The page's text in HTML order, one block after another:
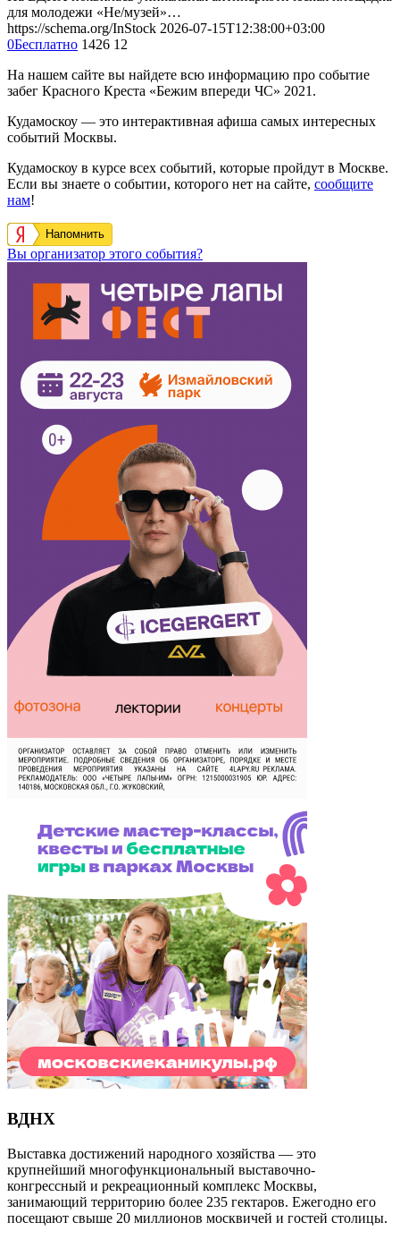
для молодежи «Не/музей»…
https://schema.org/InStock 2026-07-15T12:38:00+03:00
0Бесплатно 1426 12
На нашем сайте вы найдете всю информацию про событие
забег Красного Креста «Бежим впереди ЧС» 2021.
Кудамоскоу — это интерактивная афиша самых интересных
событий Москвы.
Кудамоскоу в курсе всех событий, которые пройдут в Москве.
Если вы знаете о событии, которого нет на сайте, сообщите
нам!
Напомнить
Вы организатор этого события?
ВДНХ
Выставка достижений народного хозяйства — это
крупнейший многофункциональный выставочно-
конгрессный и рекреационный комплекс Москвы,
занимающий территорию более 235 гектаров. Ежегодно его
посещают свыше 20 миллионов москвичей и гостей столицы.